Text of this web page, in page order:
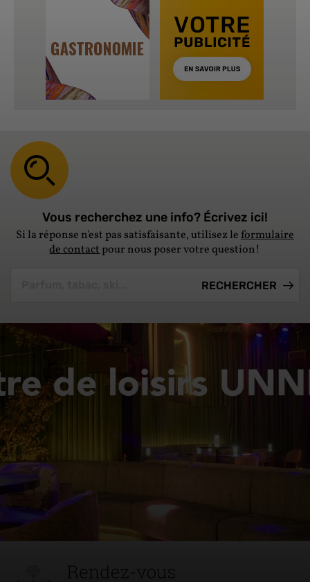
Vous recherchez une info? Écrivez ici!
Si la réponse n'est pas satisfaisante, utilisez leformulaire
de contactpour nous poser votre question!